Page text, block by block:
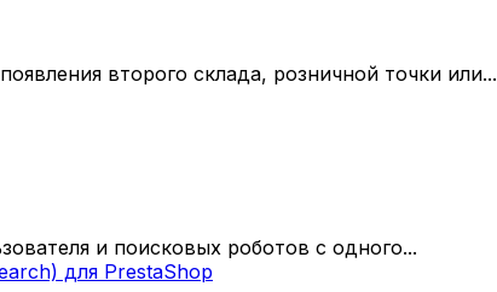
второго склада, розничной точки или...
и поисковых роботов с одного...